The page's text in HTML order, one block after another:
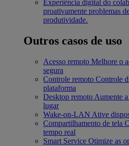
Experiência digital do
proativamente problemas
produtividade.
Outros casos de uso
Acesso remoto Melhore o
segura
Controle remoto Controle
plataforma
Desktop remoto Aumente
lugar
Wake-on-LAN Ative
Compartilhamento de tela
tempo real
Smart Service Otimize as